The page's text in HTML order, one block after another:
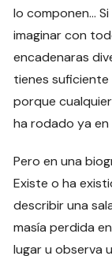
lo componen…
imaginar con
encadenaras
tienes suficiente
porque
ha rodado ya
Pero en una
Existe o ha
describir una
masía perdida
lugar u observa